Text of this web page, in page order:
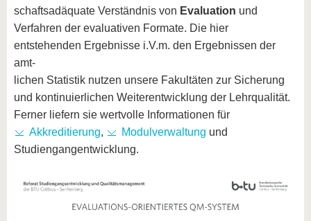
schaftsadäquate Verständnis von Evaluation und
Verfahren der evaluativen Formate. Die hier
entstehenden Ergebnisse i.V.m. den Ergebnissen der
amt-
lichen Statistik nutzen unsere Fakultäten zur Sicherung
und kontinuierlichen Weiterentwicklung der Lehrqualität.
Ferner liefern sie wertvolle Informationen für
Akkreditierung, Modulverwaltung und
Studiengangentwicklung.